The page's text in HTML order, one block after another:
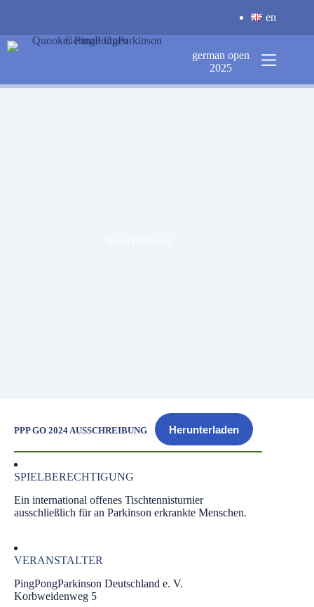
en
german open
2025
PPP GO 2024 AUSSCHREIBUNG Herunterladen
SPIELBERECHTIGUNG
Ein international offenes Tischtennisturnier
ausschließlich für an Parkinson erkrankte Menschen.
VERANSTALTER
PingPongParkinson Deutschland e. V.
Korbweidenweg 5